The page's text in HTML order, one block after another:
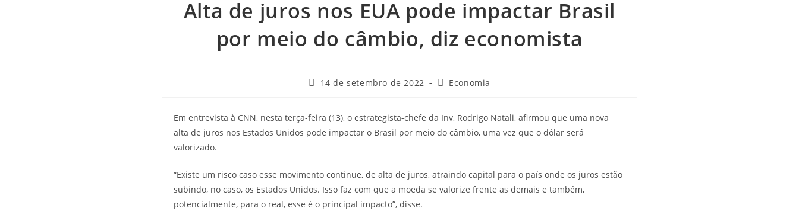
Alta de juros nos EUA pode impactar Brasil
por meio do câmbio, diz economista
14 de setembro de 2022 Economia
Em entrevista à CNN, nesta terça-feira (13), o estrategista-chefe da Inv, Rodrigo Natali, afirmou que uma nova
alta de juros nos Estados Unidos pode impactar o Brasil por meio do câmbio, uma vez que o dólar será
valorizado.
“Existe um risco caso esse movimento continue, de alta de juros, atraindo capital para o país onde os juros estão
subindo, no caso, os Estados Unidos. Isso faz com que a moeda se valorize frente as demais e também,
potencialmente, para o real, esse é o principal impacto”, disse.